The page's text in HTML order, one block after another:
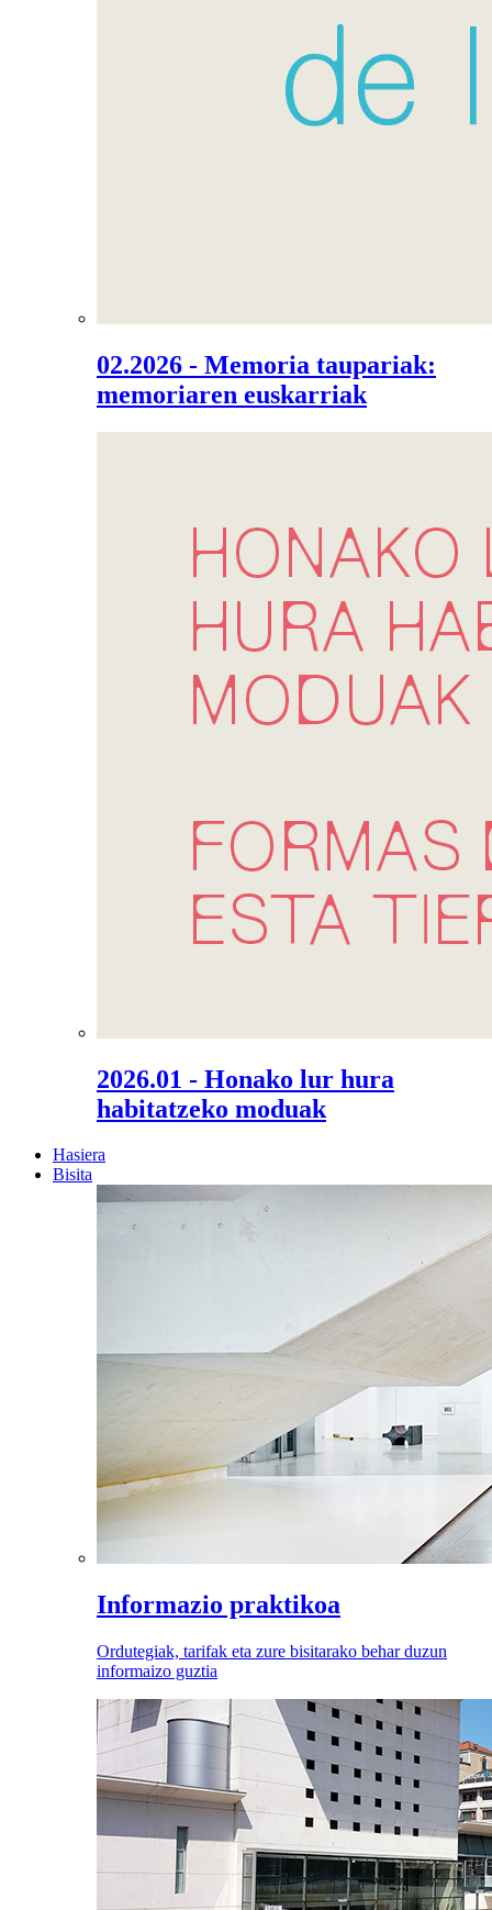
02.2026 - Memoria taupariak:
memoriaren euskarriak
2026.01 - Honako lur hura
habitatzeko moduak
Hasiera
Bisita
Informazio praktikoa
Ordutegiak, tarifak eta zure bisitarako behar duzun
informaizo guztia